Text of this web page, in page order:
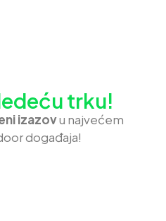
trku!
izazovu najvećem
događaja!